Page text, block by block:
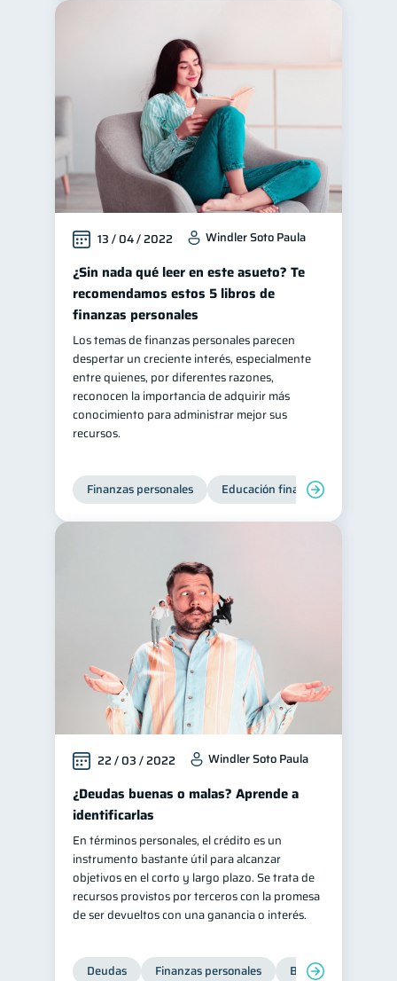
13 / 04 / 2022 Windler Soto Paula
¿Sin nada qué leer en este asueto? Te
recomendamos estos 5 libros de
finanzas personales
Los temas de finanzas personales parecen
despertar un creciente interés, especialmente
entre quienes, por diferentes razones,
reconocen la importancia de adquirir más
conocimiento para administrar mejor sus
recursos.
Finanzas personales Educación financiera
22 / 03 / 2022 Windler Soto Paula
¿Deudas buenas o malas? Aprende a
identificarlas
En términos personales, el crédito es un
instrumento bastante útil para alcanzar
objetivos en el corto y largo plazo. Se trata de
recursos provistos por terceros con la promesa
de ser devueltos con una ganancia o interés.
Deudas Finanzas personales Bienestar financiero